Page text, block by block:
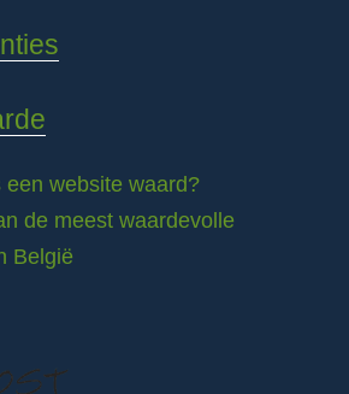
een website waard?
de meest waardevolle
België